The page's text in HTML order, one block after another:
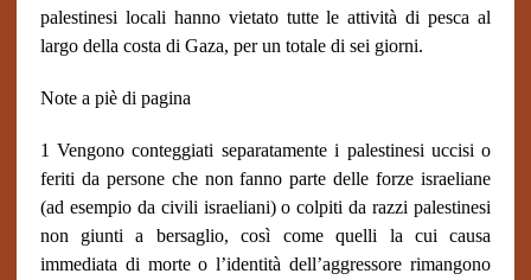
palestinesi locali hanno vietato tutte le attività di pesca al
largo della costa di Gaza, per un totale di sei giorni.
Note a piè di pagina
1 Vengono conteggiati separatamente i palestinesi uccisi o
feriti da persone che non fanno parte delle forze israeliane
(ad esempio da civili israeliani) o colpiti da razzi palestinesi
non giunti a bersaglio, così come quelli la cui causa
immediata di morte o l’identità dell’aggressore rimangono